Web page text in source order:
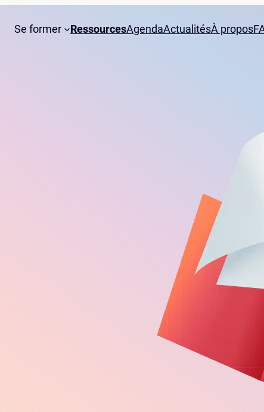
Se former RessourcesAgendaActualitésÀ propos